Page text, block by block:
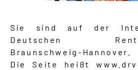
Sie sind auf der
Deutschen Renten-
Braunschweig-Hannover.
Die Seite heißt